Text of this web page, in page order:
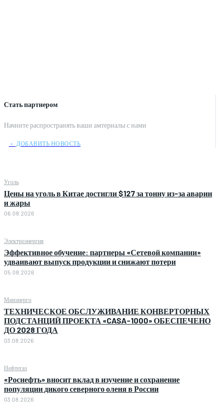
Стать партнером
Начните распространять ваши амтериалы с нами
﹢ ДОБАВИТЬ НОВОСТЬ
Уголь
Цены на уголь в Китае достигли $127 за тонну из-за аварии
и жары
06.08.2026
Электроэнергия
Эффективное обучение: партнеры «Сетевой компании»
удваивают выпуск продукции и снижают потери
05.08.2026
Минэнерго
ТЕХНИЧЕСКОЕ ОБСЛУЖИВАНИЕ КОНВЕРТОРНЫХ
ПОДСТАНЦИЙ ПРОЕКТА «CASA-1000» ОБЕСПЕЧЕНО
ДО 2028 ГОДА
03.08.2026
Нефтегаз
«Роснефть» вносит вклад в изучение и сохранение
популяции дикого северного оленя в России
03.08.2026